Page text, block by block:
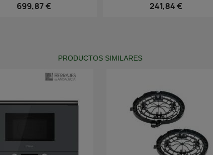
699,87 € 241,84 €
PRODUCTOS SIMILARES